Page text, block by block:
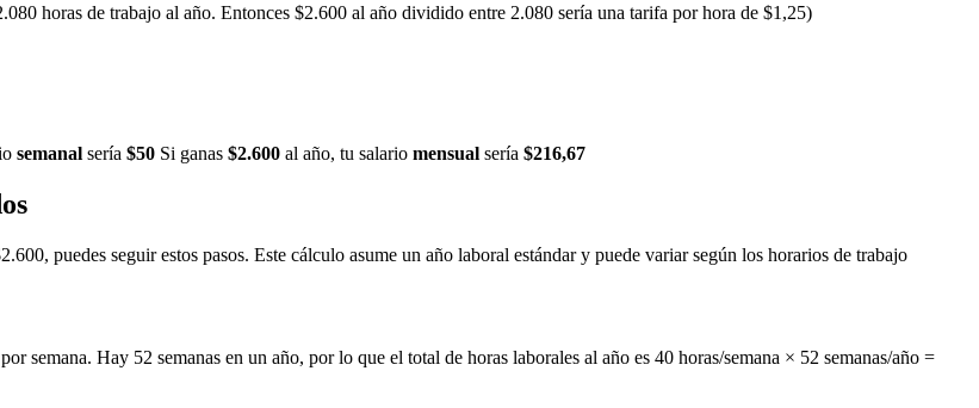
horas de trabajo al año. Entonces $2.600 al año dividido entre 2.080 sería una tarifa por hora de $1,25)
semanal sería $50 Si ganas $2.600 al año, tu salario mensual sería $216,67
puedes seguir estos pasos. Este cálculo asume un año laboral estándar y puede variar según los horarios de trabajo
semana. Hay 52 semanas en un año, por lo que el total de horas laborales al año es 40 horas/semana × 52 semanas/año =